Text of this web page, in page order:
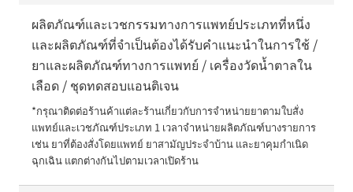
ผลิตภัณฑ์และเวชกรรมทางการแพทย์ประเภทที่หนึ่ง
และผลิตภัณฑ์ที่จำเป็นต้องได้รับคำแนะนำในการใช้ /
ยาและผลิตภัณฑ์ทางการแพทย์ / เครื่องวัดน้ำตาลใน
เลือด / ชุดทดสอบแอนติเจน
*กรุณาติดต่อร้านค้าแต่ละร้านเกี่ยวกับการจำหน่ายยาตามใบสั่ง
แพทย์และเวชภัณฑ์ประเภท 1 เวลาจำหน่ายผลิตภัณฑ์บางรายการ
เช่น ยาที่ต้องสั่งโดยแพทย์ ยาสามัญประจำบ้าน และยาคุมกำเนิด
ฉุกเฉิน แตกต่างกันไปตามเวลาเปิดร้าน